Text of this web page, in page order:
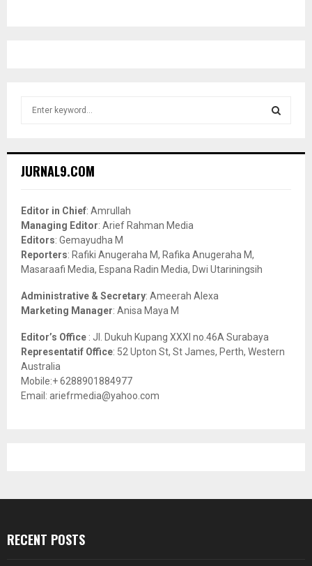
h
o
r
:
JURNAL9.COM
Editor in Chief: Amrullah
Managing Editor: Arief Rahman Media
Editors: Gemayudha M
Reporters: Rafiki Anugeraha M, Rafika Anugeraha M,
Masaraafi Media, Espana Radin Media, Dwi Utariningsih
Administrative & Secretary: Ameerah Alexa
Marketing Manager: Anisa Maya M
Editor’s Office : Jl. Dukuh Kupang XXXI no.46A Surabaya
Representatif Office: 52 Upton St, St James, Perth, Western
Australia
Mobile:+ 6288901884977
Email: ariefrmedia@yahoo.com
RECENT POSTS